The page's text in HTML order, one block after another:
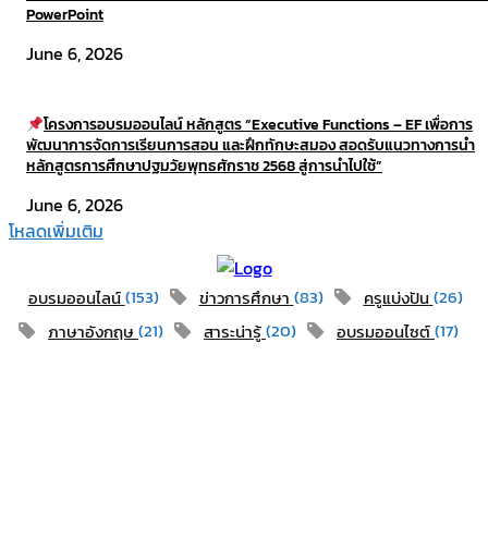
PowerPoint
June 6, 2026
โครงการอบรมออนไลน์ หลักสูตร “Executive Functions – EF เพื่อการ
พัฒนาการจัดการเรียนการสอน และฝึกทักษะสมอง สอดรับแนวทางการนำ
หลักสูตรการศึกษาปฐมวัยพุทธศักราช 2568 สู่การนำไปใช้”​
June 6, 2026
โหลดเพิ่มเติม
อบรมออนไลน์(153) ข่าวการศึกษา (83) ครูแบ่งปัน(26)
ภาษาอังกฤษ(21) สาระน่ารู้(20) อบรมออนไซต์(17)